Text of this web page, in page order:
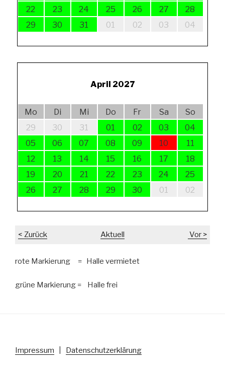
22
23 24 25 26 27
28
29
30 31 01 02 03 04
April 2027
Mo Di Mi Do Fr Sa
So
29
30 31 01 02 03
04
05
06 07 08 09 10
11
12
13 14 15 16 17
18
19
20 21 22 23 24
25
26
27 28 29 30 01 02
< Zurück Aktuell Vor >
rote Markierung = Halle vermietet
grüne Markierung = Halle frei
Impressum Datenschutzerklärung